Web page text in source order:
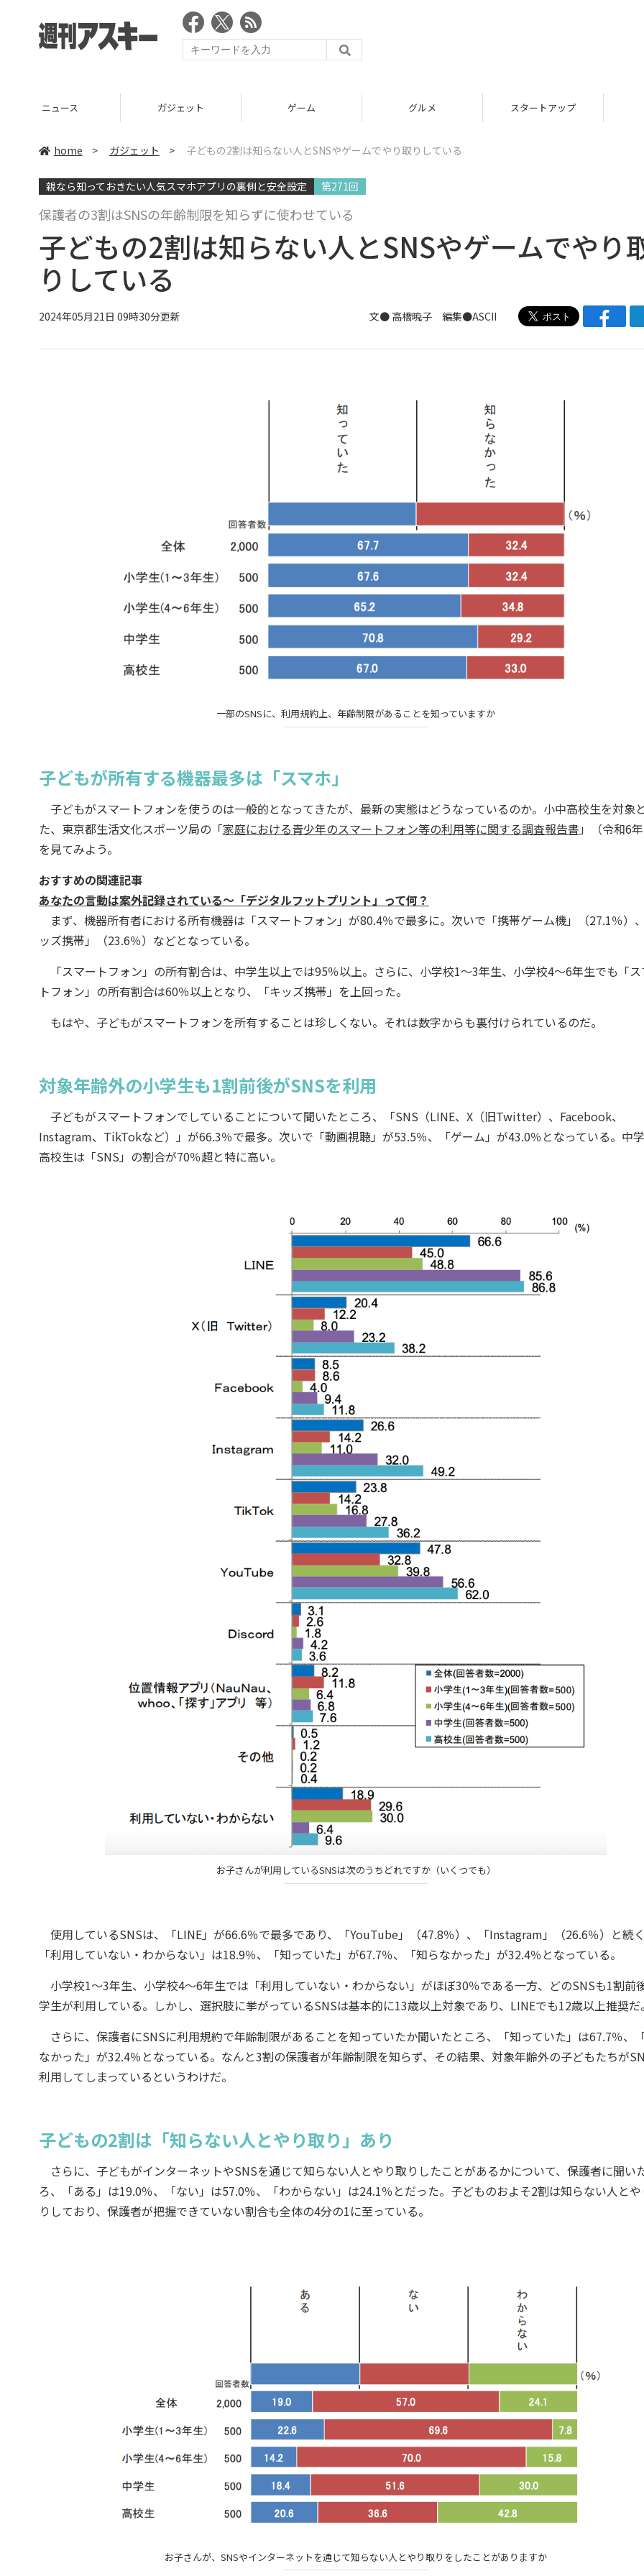
ニュース ガジェット ゲーム グルメ スタートアップ
home > ガジェット > 子どもの2割は知らない人とSNSやゲームでやり取りしている
親なら知っておきたい人気スマホアプリの裏側と安全設定 第271回
保護者の3割はSNSの年齢制限を知らずに使わせている
子どもの2割は知らない人とSNSやゲームでやり
りしている
2024年05月21日 09時30分更新 文● 高橋暁子 編集●ASCII
一部のSNSに、利用規約上、年齢制限があることを知っていますか
子どもが所有する機器最多は「スマホ」
子どもがスマートフォンを使うのは一般的となってきたが、最新の実態はどうなっているのか。小中高校生を対象
た、東京都生活文化スポーツ局の「家庭における青少年のスマートフォン等の利用等に関する調査報告書 」（令和6年
を見てみよう。
おすすめの関連記事
あなたの言動は案外記録されている～「デジタルフットプリント」って何？
まず、機器所有者における所有機器は「スマートフォン」が80.4％で最多に。次いで「携帯ゲーム機」（27.1％）
ッズ携帯」（23.6％）などとなっている。
「スマートフォン」の所有割合は、中学生以上では95％以上。さらに、小学校1～3年生、小学校4～6年生でも「ス
トフォン」の所有割合は60％以上となり、「キッズ携帯」を上回った。
もはや、子どもがスマートフォンを所有することは珍しくない。それは数字からも裏付けられているのだ。
対象年齢外の小学生も1割前後がSNSを利用
子どもがスマートフォンでしていることについて聞いたところ、「SNS（LINE、X（旧Twitter）、Facebook、
Instagram、TikTokなど）」が66.3％で最多。次いで「動画視聴」が53.5％、「ゲーム」が43.0％となっている。中学
高校生は「SNS」の割合が70％超と特に高い。
お子さんが利用しているSNSは次のうちどれですか（いくつでも）
使用しているSNSは、「LINE」が66.6％で最多であり、「YouTube」（47.8％）、「Instagram」（26.6％）と続く
「利用していない・わからない」は18.9％、「知っていた」が67.7％、「知らなかった」が32.4％となっている。
小学校1～3年生、小学校4～6年生では「利用していない・わからない」がほぼ30％である一方、どのSNSも1割前
学生が利用している。しかし、選択肢に挙がっているSNSは基本的に13歳以上対象であり、LINEでも12歳以上推奨だ。
さらに、保護者にSNSに利用規約で年齢制限があることを知っていたか聞いたところ、「知っていた」は67.7％、
なかった」が32.4％となっている。なんと3割の保護者が年齢制限を知らず、その結果、対象年齢外の子どもたちが
利用してしまっているというわけだ。
子どもの2割は「知らない人とやり取り」あり
さらに、子どもがインターネットやSNSを通じて知らない人とやり取りしたことがあるかについて、保護者に聞い
ろ、「ある」は19.0％、「ない」は57.0％、「わからない」は24.1％とだった。子どものおよそ2割は知らない人とや
りしており、保護者が把握できていない割合も全体の4分の1に至っている。
お子さんが、SNSやインターネットを通じて知らない人とやり取りをしたことがありますか